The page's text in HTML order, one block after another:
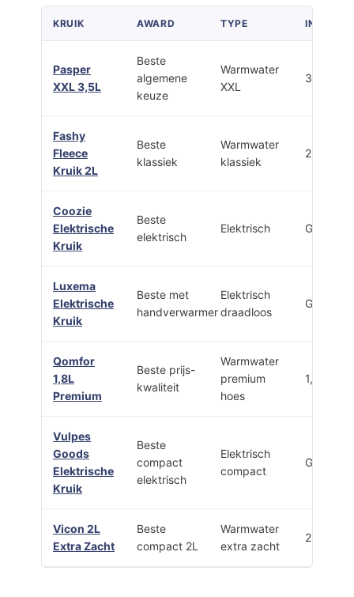
KRUIK AWARD TYPE INHOUD
Pasper
XXL 3,5L
Beste
algemene
keuze
Warmwater
XXL
3,5 L
Fashy
Fleece
Kruik 2L
Beste
klassiek
Warmwater
klassiek
2 L
Coozie
Elektrische
Kruik
Beste
elektrisch
Elektrisch Gel-kern
Luxema
Elektrische
Kruik
Beste met
handverwarmer
Elektrisch
draadloos
Gel-kern
Qomfor
1,8L
Premium
Beste prijs-
kwaliteit
Warmwater
premium
hoes
1,8 L
Vulpes
Goods
Elektrische
Kruik
Beste
compact
elektrisch
Elektrisch
compact
Gel-kern
Vicon 2L
Extra Zacht
Beste
compact 2L
Warmwater
extra zacht
2 L